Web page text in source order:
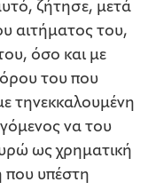
ζήτησε, μετά
αιτήματος του,
όσο και με
του που
τηνεκκαλουμένη
να του
ως χρηματική
που υπέστη